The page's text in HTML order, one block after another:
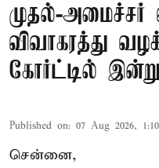
முதல்-அமைச்சர்
விவாகரத்து
கோர்ட்டில்
Published on: 07 Aug 2026,
சென்னை,